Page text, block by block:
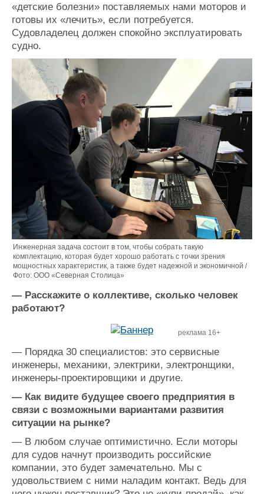
«детские болезни» поставляемых нами моторов и
готовы их «лечить», если потребуется.
Судовладелец должен спокойно эксплуатировать
судно.
Инженерная задача состоит в том, чтобы собрать такую
комплектацию, которая будет хорошо работать с точки зрения
мощностных характеристик, а также будет надежной и экономичной /
Фото: ООО «Северная Столица»
— Расскажите о коллективе, сколько человек
работают?
реклама 16+
— Порядка 30 специалистов: это сервисные
инженеры, механики, электрики, электронщики,
инженеры-проектировщики и другие.
— Как видите будущее своего предприятия в
связи с возможными вариантами развития
ситуации на рынке?
— В любом случае оптимистично. Если моторы
для судов начнут производить российские
компании, это будет замечательно. Мы с
удовольствием с ними наладим контакт. Ведь для
Подпишитесь на наш MAX-канал
⚓️